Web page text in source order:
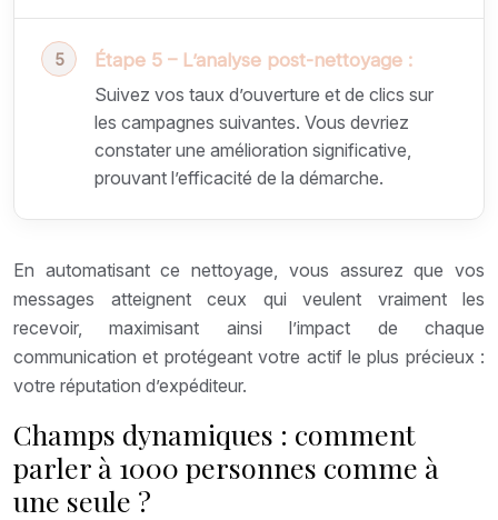
Étape 5 – L’analyse post-nettoyage :
Suivez vos taux d’ouverture et de clics sur
les campagnes suivantes. Vous devriez
constater une amélioration significative,
prouvant l’efficacité de la démarche.
En automatisant ce nettoyage, vous assurez que vos
messages atteignent ceux qui veulent vraiment les
recevoir, maximisant ainsi l’impact de chaque
communication et protégeant votre actif le plus précieux :
votre réputation d’expéditeur.
Champs dynamiques : comment
parler à 1000 personnes comme à
une seule ?